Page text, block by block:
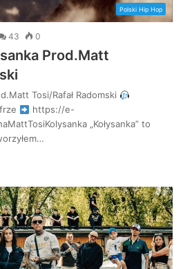
Polski Hip Hop
43 0
Prod.Matt
Tosi/Rafał Radomski
https://e-
„Kołysanka” to